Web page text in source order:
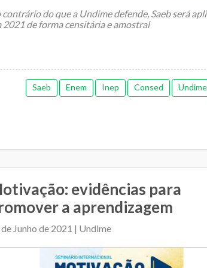
contrário do que a Undime defende, Saeb será
2021 de forma censitária e amostral
Saeb Enem Inep Consed Undime
evidências para
a aprendizagem
Junho de 2021 | Undime